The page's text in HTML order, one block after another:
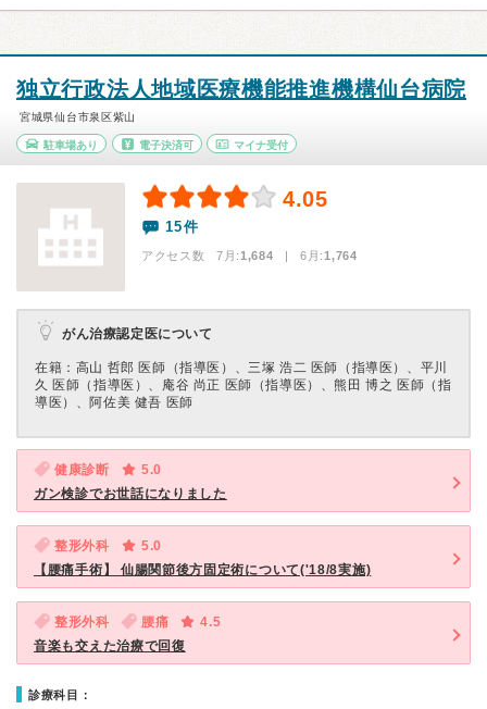
独立行政法人地域医療機能推進機構仙台病院
宮城県仙台市泉区紫山
駐車場あり 電子決済可 マイナ受付
4.05
15件
アクセス数 7月:1,684 | 6月:1,764
がん治療認定医について
在籍：高⼭ 哲郎 医師（指導医）、三塚 浩⼆ 医師（指導医）、平川
久 医師（指導医）、庵⾕ 尚正 医師（指導医）、熊⽥ 博之 医師（指
導医）、阿佐美 健吾 医師
健康診断
5.0
ガン検診でお世話になりました
整形外科
5.0
【腰痛手術】 仙腸関節後方固定術について('18/8実施)
整形外科 腰痛
4.5
音楽も交えた治療で回復
診療科目：